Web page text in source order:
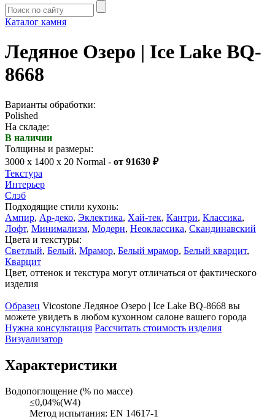
Каталог камня
Ледяное Озеро | Ice Lake BQ-
8668
Варианты обработки:
Polished
На складе:
В наличии
Толщины и размеры:
3000 x 1400 x 20 Normal - от 91630 ₽
Текстура
Интерьер
Слэб
Подходящие стили кухонь:
Ампир, Ар-деко, Эклектика, Хай-тек, Кантри, Классика,
Лофт, Минимализм, Модерн, Неоклассика, Скандинавский
Цвета и текстуры:
Светлый, Белый, Мрамор, Белый мрамор, Белый кварцит,
Кварцит
Цвет, оттенок и текстура могут отличаться от фактического
изделия
Образец Vicostone Ледяное Озеро | Ice Lake BQ-8668 вы
можете увидеть в любом кухонном салоне вашего города
Нужна консультация Рассчитать стоимость изделия
Визуализатор
Характеристики
Водопоглощение (% по массе)
≤0,04%(W4)
Метод испытания: EN 14617-1